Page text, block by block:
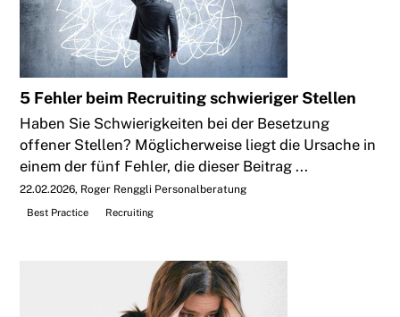
5 Fehler beim Recruiting schwieriger Stellen
Haben Sie Schwierigkeiten bei der Besetzung
offener Stellen? Möglicherweise liegt die Ursache in
einem der fünf Fehler, die dieser Beitrag ...
22.02.2026 Roger Renggli Personalberatung
Best Practice
Recruiting